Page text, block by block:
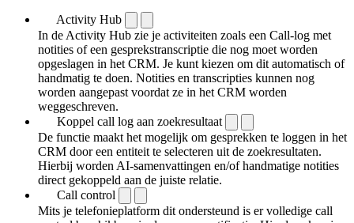
Activity Hub
In de Activity Hub zie je activiteiten zoals een Call-log met
notities of een gespreks­transcriptie die nog moet worden
opgeslagen in het CRM. Je kunt kiezen om dit automatisch of
handmatig te doen. Notities en transcripties kunnen nog
worden aangepast voordat ze in het CRM worden
weggeschreven.
Koppel call log aan zoekresultaat
De functie maakt het mogelijk om gesprekken te loggen in het
CRM door een entiteit te selecteren uit de zoekresultaten.
Hierbij worden AI-samenvattingen en/of handmatige notities
direct gekoppeld aan de juiste relatie.
Call control
Mits je telefonieplatform dit ondersteund is er volledige call